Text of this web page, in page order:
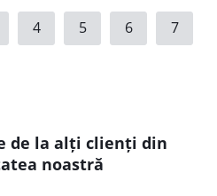
4 5 6 7
de la alți clienți din
noastră